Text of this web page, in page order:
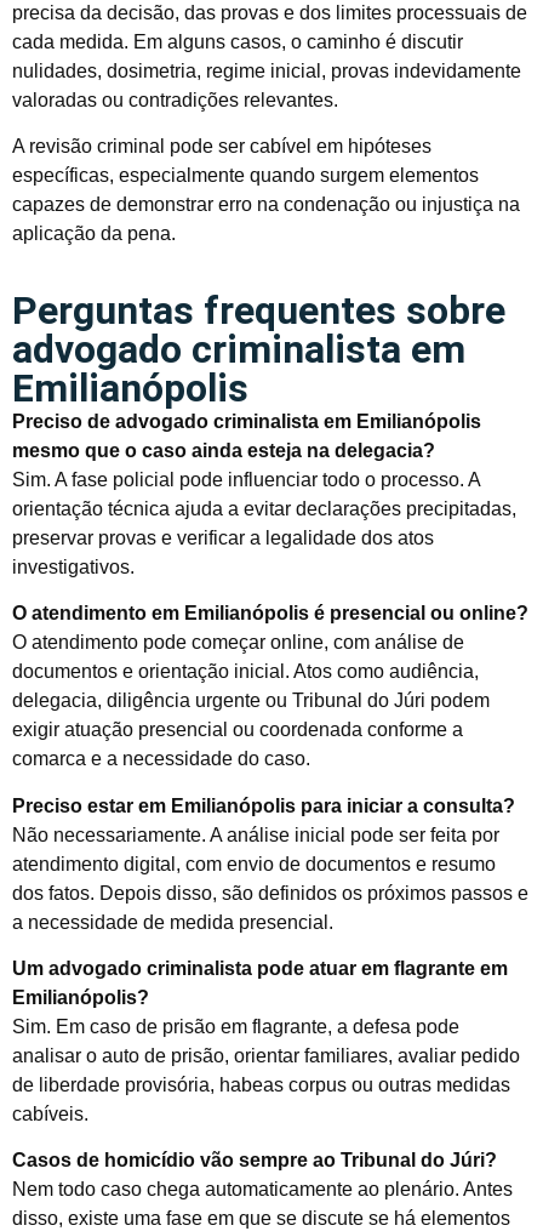
precisa da decisão, das provas e dos limites processuais de
cada medida. Em alguns casos, o caminho é discutir
nulidades, dosimetria, regime inicial, provas indevidamente
valoradas ou contradições relevantes.
A revisão criminal pode ser cabível em hipóteses
específicas, especialmente quando surgem elementos
capazes de demonstrar erro na condenação ou injustiça na
aplicação da pena.
Perguntas frequentes sobre
advogado criminalista em
Emilianópolis
Preciso de advogado criminalista em Emilianópolis
mesmo que o caso ainda esteja na delegacia?
Sim. A fase policial pode influenciar todo o processo. A
orientação técnica ajuda a evitar declarações precipitadas,
preservar provas e verificar a legalidade dos atos
investigativos.
O atendimento em Emilianópolis é presencial ou online?
O atendimento pode começar online, com análise de
documentos e orientação inicial. Atos como audiência,
delegacia, diligência urgente ou Tribunal do Júri podem
exigir atuação presencial ou coordenada conforme a
comarca e a necessidade do caso.
Preciso estar em Emilianópolis para iniciar a consulta?
Não necessariamente. A análise inicial pode ser feita por
atendimento digital, com envio de documentos e resumo
dos fatos. Depois disso, são definidos os próximos passos e
a necessidade de medida presencial.
Um advogado criminalista pode atuar em flagrante em
Emilianópolis?
Sim. Em caso de prisão em flagrante, a defesa pode
analisar o auto de prisão, orientar familiares, avaliar pedido
de liberdade provisória, habeas corpus ou outras medidas
cabíveis.
Casos de homicídio vão sempre ao Tribunal do Júri?
Nem todo caso chega automaticamente ao plenário. Antes
disso, existe uma fase em que se discute se há elementos